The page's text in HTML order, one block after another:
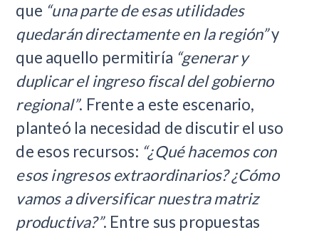
que “una parte de esas utilidades
quedarán directamente en la región”y
que aquello permitiría “generar y
duplicar el ingreso fiscal del gobierno
regional”. Frente a este escenario,
planteó la necesidad de discutir el uso
de esos recursos: “¿Qué hacemos con
esos ingresos extraordinarios? ¿Cómo
vamos a diversificar nuestra matriz
productiva?”. Entre sus propuestas